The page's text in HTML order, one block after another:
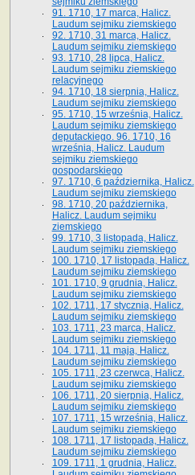
91. 1710, 17 marca, Halicz.
Laudum sejmiku ziemskiego
92. 1710, 31 marca, Halicz.
Laudum sejmiku ziemskiego
93. 1710, 28 lipca, Halicz.
Laudum sejmiku ziemskiego
relacyjnego
94. 1710, 18 sierpnia, Halicz.
Laudum sejmiku ziemskiego
95. 1710, 15 września, Halicz.
Laudum sejmiku ziemskiego
deputackiego. 96. 1710, 16
września, Halicz. Laudum
sejmiku ziemskiego
gospodarskiego
97. 1710, 6 października, Halicz.
Laudum sejmiku ziemskiego
98. 1710, 20 października,
Halicz. Laudum sejmiku
ziemskiego
99. 1710, 3 listopada, Halicz.
Laudum sejmiku ziemskiego
100. 1710, 17 listopada, Halicz.
Laudum sejmiku ziemskiego
101. 1710, 9 grudnia, Halicz.
Laudum sejmiku ziemskiego
102. 1711, 17 stycznia, Halicz.
Laudum sejmiku ziemskiego
103. 1711, 23 marca, Halicz.
Laudum sejmiku ziemskiego
104. 1711, 11 maja, Halicz.
Laudum sejmiku ziemskiego
105. 1711, 23 czerwca, Halicz.
Laudum sejmiku ziemskiego
106. 1711, 20 sierpnia, Halicz.
Laudum sejmiku ziemskiego
107. 1711, 15 września, Halicz.
Laudum sejmiku ziemskiego
108. 1711, 17 listopada, Halicz.
Laudum sejmiku ziemskiego
109. 1711, 1 grudnia, Halicz.